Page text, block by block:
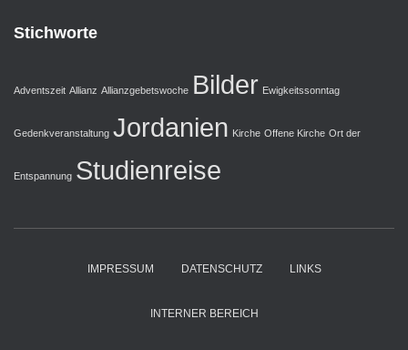
Stichworte
Adventszeit Allianz Allianzgebetswoche Bilder Ewigkeitssonntag
Gedenkveranstaltung Jordanien Kirche Offene Kirche Ort der
Entspannung Studienreise
IMPRESSUM DATENSCHUTZ LINKS
INTERNER BEREICH